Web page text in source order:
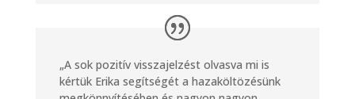
„A sok pozitív visszajelzést olvasva mi is
kértük Erika segítségét a hazaköltözésünk